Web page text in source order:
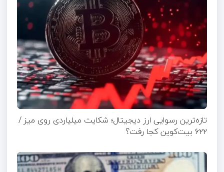
تازه‌ترین رسوایی ارز دیجیتال؛ شکایت میلیاردی روی میز /
۶۲۲ بیت‌کوین کجا رفت؟